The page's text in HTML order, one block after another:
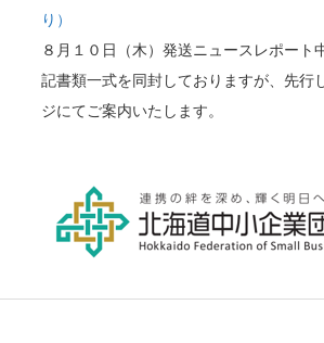
り）
８月１０日（木）発送ニュースレポート
記書類一式を同封しておりますが、先行
ジにてご案内いたします。